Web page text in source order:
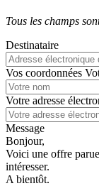
Tous les champs
Destinataire
Vos coordonnées
Votre adresse
Message
Bonjour,
Voici une offre
intéresser.
A bientôt.